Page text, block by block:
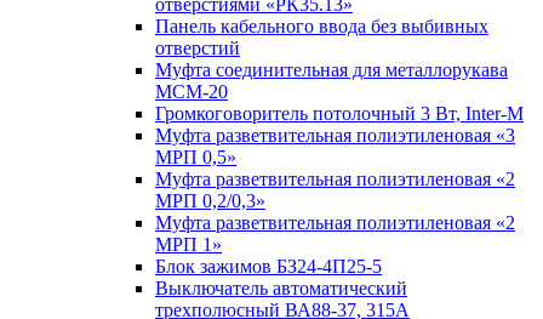
отверстиями «РК35.13»
Панель кабельного ввода без выбивных
отверстий
Муфта соединительная для металлорукава
МСМ-20
Громкоговоритель потолочный 3 Вт, Inter-M
Муфта разветвительная полиэтиленовая «3
МРП 0,5»
Муфта разветвительная полиэтиленовая «2
МРП 0,2/0,3»
Муфта разветвительная полиэтиленовая «2
МРП 1»
Блок зажимов БЗ24-4П25-5
Выключатель автоматический
трехполюсный ВА88-37, 315А